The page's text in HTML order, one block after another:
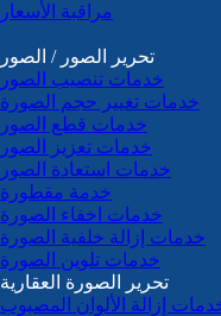
مراقبة الأسعار
تحرير الصور / الصور
خدمات تنصيب الصور
خدمات تغيير حجم الصورة
خدمات قطع الصور
خدمات تعزيز الصور
خدمات استعادة الصور
خدمة مقطورة
خدمات اخفاء الصورة
خدمات إزالة خلفية الصورة
خدمات تلوين الصورة
تحرير الصورة العقارية
إزالة الألوان المصبوب